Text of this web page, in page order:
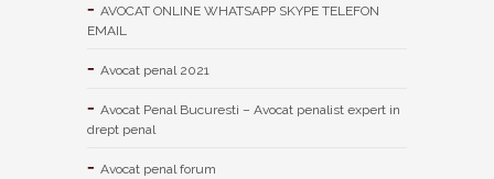
AVOCAT ONLINE WHATSAPP SKYPE TELEFON
EMAIL
Avocat penal 2021
Avocat Penal Bucuresti – Avocat penalist expert in
drept penal
Avocat penal forum